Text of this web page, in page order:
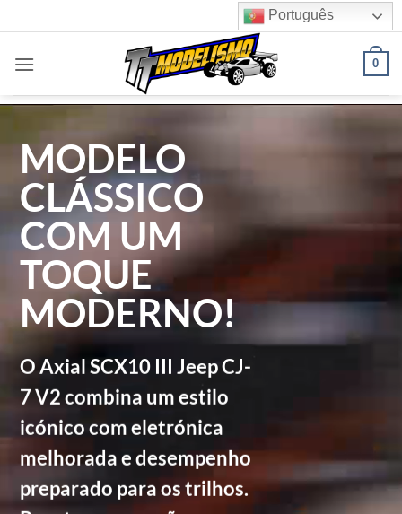
to
content
Português
0
MODELO
CLÁSSICO
COM UM
TOQUE
MODERNO!
O Axial SCX10 III Jeep CJ-
7 V2 combina um estilo
icónico com eletrónica
melhorada e desempenho
preparado para os trilhos.